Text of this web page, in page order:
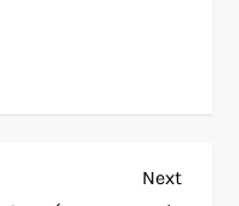
Next
Next